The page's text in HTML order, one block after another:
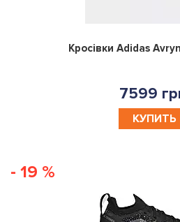
Кросівки Adidas
7599
КУПИТЬ
- 19 %